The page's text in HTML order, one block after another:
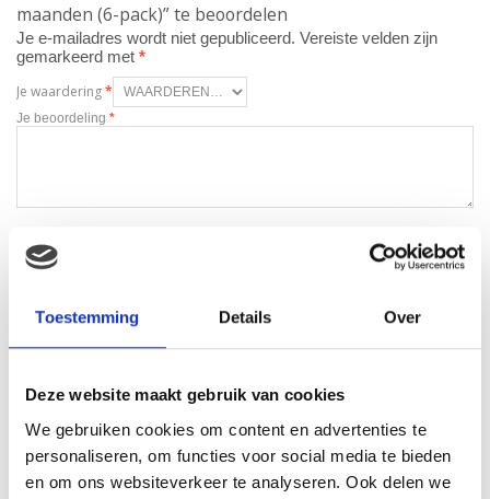
Toestemming Details Over
Deze website maakt gebruik van cookies
We gebruiken cookies om content en advertenties te
personaliseren, om functies voor social media te bieden
en om ons websiteverkeer te analyseren. Ook delen we
maanden (6-pack)” te beoordelen
Je e-mailadres wordt niet gepubliceerd. Vereiste velden zijn
gemarkeerd met *
Je waardering*
Je beoordeling *
Gerelateerde producten